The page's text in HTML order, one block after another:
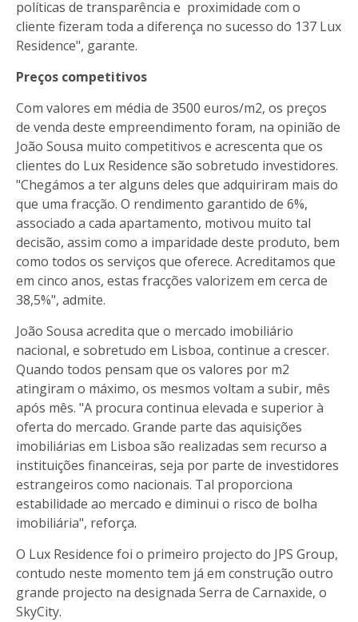
políticas de transparência e proximidade com o
cliente fizeram toda a diferença no sucesso do 137 Lux
Residence", garante.
Preços competitivos
Com valores em média de 3500 euros/m2, os preços
de venda deste empreendimento foram, na opinião de
João Sousa muito competitivos e acrescenta que os
clientes do Lux Residence são sobretudo investidores.
"Chegámos a ter alguns deles que adquiriram mais do
que uma fracção. O rendimento garantido de 6%,
associado a cada apartamento, motivou muito tal
decisão, assim como a imparidade deste produto, bem
como todos os serviços que oferece. Acreditamos que
em cinco anos, estas fracções valorizem em cerca de
38,5%", admite.
João Sousa acredita que o mercado imobiliário
nacional, e sobretudo em Lisboa, continue a crescer.
Quando todos pensam que os valores por m2
atingiram o máximo, os mesmos voltam a subir, mês
após mês. "A procura continua elevada e superior à
oferta do mercado. Grande parte das aquisições
imobiliárias em Lisboa são realizadas sem recurso a
instituições financeiras, seja por parte de investidores
estrangeiros como nacionais. Tal proporciona
estabilidade ao mercado e diminui o risco de bolha
imobiliária", reforça.
O Lux Residence foi o primeiro projecto do JPS Group,
contudo neste momento tem já em construção outro
grande projecto na designada Serra de Carnaxide, o
SkyCity.